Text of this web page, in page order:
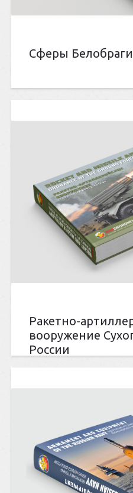
Сферы
Ракетно-
вооружение
России